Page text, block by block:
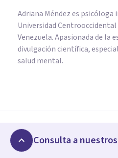
Adriana Méndez es
Universidad
Venezuela. Apasionada de la
divulgación científica,
salud mental.
Artículos
reflexiones de
Consulta a